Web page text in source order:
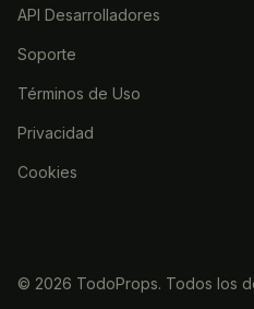
API Desarrolladores
Soporte
Términos de Uso
Privacidad
Cookies
© 2026 TodoProps. Todos los